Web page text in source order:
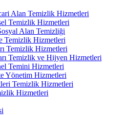
Alan Temizlik Hizmetleri
Temizlik Hizmetleri
Alan Temizliği
Temizlik Hizmetleri
Temizlik Hizmetleri
Temizlik ve Hijyen Hizmetleri
Temini Hizmetleri
Yönetim Hizmetleri
Temizlik Hizmetleri
Hizmetleri